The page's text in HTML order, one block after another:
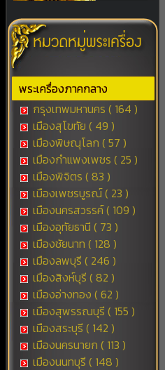
พระเครื่องภาคกลาง
กรุงเทพมหานคร ( 164 )
เมืองสุโขทัย ( 49 )
เมืองพิษณุโลก ( 57 )
เมืองกำแพงเพชร ( 25 )
เมืองพิจิตร ( 83 )
เมืองเพชรบูรณ์ ( 23 )
เมืองนครสวรรค์ ( 109 )
เมืองอุทัยธานี ( 73 )
เมืองชัยนาท ( 128 )
เมืองลพบุรี ( 246 )
เมืองสิงห์บุรี ( 82 )
เมืองอ่างทอง ( 62 )
เมืองสุพรรณบุรี ( 155 )
เมืองสระบุรี ( 142 )
เมืองนครนายก ( 113 )
เมืองนนทบุรี ( 148 )